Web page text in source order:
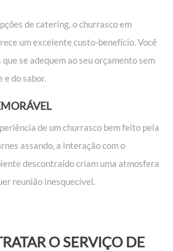
de catering, o churrasco em
um excelente custo-benefício. Você
se adequem ao seu orçamento sem
e do sabor.
de um churrasco bem feito pela
assando, a interação com o
descontraído criam uma atmosfera
reunião inesquecível.
O SERVIÇO DE